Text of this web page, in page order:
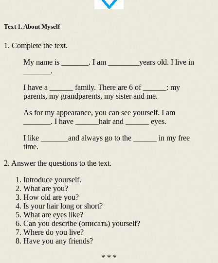
Text 1. About Myself
1. Complete the text.
My name is _______. I am ________years old. I live in
_______.
I have a ______ family. There are 6 of ______: my
parents, my grandparents, my sister and me.
As for my appearance, you can see yourself. I am
_______. I have ______hair and ______ eyes.
I like _______and always go to the ______ in my free
time.
2. Answer the questions to the text.
Introduce yourself.
What are you?
How old are you?
Is your hair long or short?
What are eyes like?
Can you describe (описать) yourself?
Where do you live?
Have you any friends?
* * *